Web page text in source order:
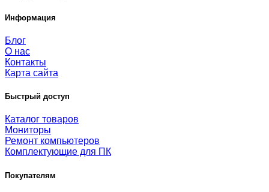
Информация
Блог
О нас
Контакты
Карта сайта
Быстрый доступ
Каталог товаров
Мониторы
Ремонт компьютеров
Комплектующие для ПК
Покупателям